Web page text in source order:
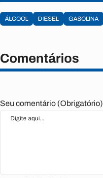
ÁLCOOL DIESEL GASOLINA
Comentários
Seu comentário (Obrigatório)